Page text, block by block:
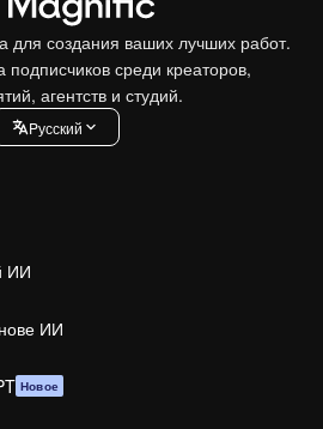
для создания ваших лучших работ.
среди креаторов,
агентств и студий.
Pусский
ИИ
ИИ
Новое